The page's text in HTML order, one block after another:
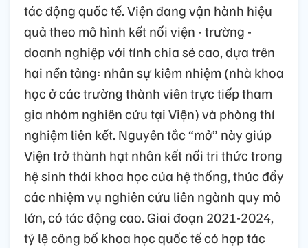
tác động quốc tế. Viện đang vận hành hiệu
quả theo mô hình kết nối viện - trường -
doanh nghiệp với tính chia sẻ cao, dựa trên
hai nền tảng: nhân sự kiêm nhiệm (nhà khoa
học ở các trường thành viên trực tiếp tham
gia nhóm nghiên cứu tại Viện) và phòng thí
nghiệm liên kết. Nguyên tắc “mở” này giúp
Viện trở thành hạt nhân kết nối tri thức trong
hệ sinh thái khoa học của hệ thống, thúc đẩy
các nhiệm vụ nghiên cứu liên ngành quy mô
lớn, có tác động cao. Giai đoạn 2021-2024,
tỷ lệ công bố khoa học quốc tế có hợp tác